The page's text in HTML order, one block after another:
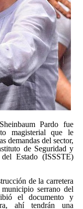
Pardo fue
magisterial que le
demandas del sector,
de Seguridad y
Estado (ISSSTE)
de la carretera
serrano del
el documento y
ahí tendrán una